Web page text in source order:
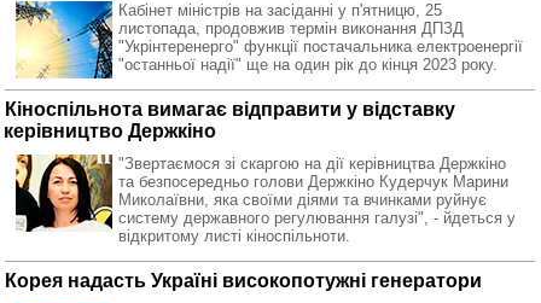
Кабінет міністрів на засіданні у п'ятницю, 25
листопада, продовжив термін виконання ДПЗД
"Укрінтеренерго" функції постачальника електроенергії
"останньої надії" ще на один рік до кінця 2023 року.
Кіноспільнота вимагає відправити у відставку
керівництво Держкіно
"Звертаємося зі скаргою на дії керівництва Держкіно
та безпосередньо голови Держкіно Кудерчук Марини
Миколаївни, яка своїми діями та вчинками руйнує
систему державного регулювання галузі", - йдеться у
відкритому листі кіноспільноти.
Корея надасть Україні високопотужні генератори